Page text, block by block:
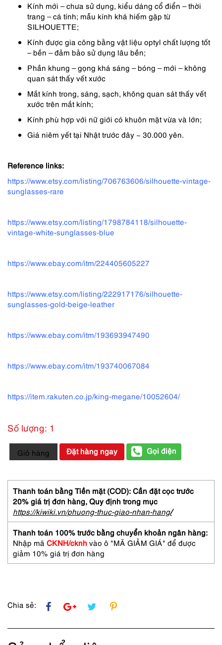
Kính mới – chưa sử dụng, kiểu dáng cổ điển – thời
trang – cá tính; mẫu kính khá hiếm gặp từ
SILHOUETTE;
Kính được gia công bằng vật liệu optyl chất lượng tốt
– bền – đảm bảo sử dụng lâu bền;
Phần khung – gọng khá sáng – bóng – mới – không
quan sát thấy vết xước
Mắt kính trong, sáng, sạch, không quan sát thấy vết
xước trên mắt kính;
Kính phù hợp với nữ giới có khuôn mặt vừa và lớn;
Giá niêm yết tại Nhật trước đây ~ 30.000 yên.
Reference links:
https://www.etsy.com/listing/706763606/silhouette-vintage-
sunglasses-rare
https://www.etsy.com/listing/1798784118/silhouette-
vintage-white-sunglasses-blue
https://www.ebay.com/itm/224405605227
https://www.etsy.com/listing/222917176/silhouette-
sunglasses-gold-beige-leather
https://www.ebay.com/itm/193693947490
https://www.ebay.com/itm/193740067084
https://item.rakuten.co.jp/king-megane/10052604/
Số lượng: 1
5633-
Kính
nữ-
Mới/chưa
sử
dụng-
SILHOUETTE
SPX
M638
C1337
sunglasses
Giỏ hàng Đặt hàng ngay Gọi điện
Thanh toán bằng Tiền mặt (COD): Cần đặt cọc trước
20% giá trị đơn hàng, Quy định trong mục
https://kiwiki.vn/phuong-thuc-giao-nhan-hang/
Thanh toán 100% trước bằng chuyển khoản ngân hàng:
Nhập mã CKNH/cknh vào ô "MÃ GIẢM GIÁ" để được
giảm 10% giá trị đơn hàng
Chia sẻ: